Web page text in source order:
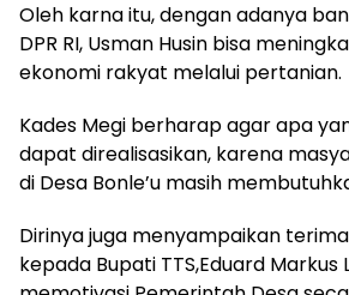
Oleh karna itu, dengan adanya
DPR RI, Usman Husin bisa
ekonomi rakyat melalui pertanian.
Kades Megi berharap agar apa
dapat direalisasikan, karena
di Desa Bonle’u masih
Dirinya juga menyampaikan
kepada Bupati TTS,Eduard Markus